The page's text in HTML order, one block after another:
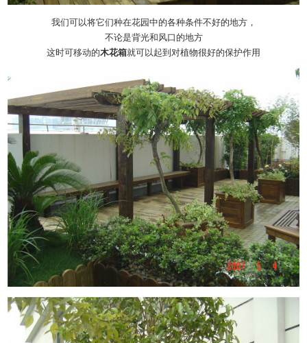
我们可以将它们种在花园中的各种条件不好的地方，
不论是背光和风口的地方
这时可移动的木花箱就可以起到对植物很好的保护作用